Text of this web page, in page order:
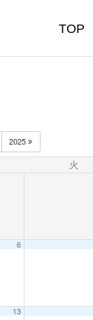
TOP
2025
火
6
13